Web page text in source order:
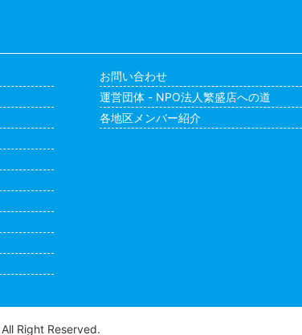
お問い合わせ
運営団体 - NPO法人繁盛店への道
各地区メンバー紹介
Right Reserved.